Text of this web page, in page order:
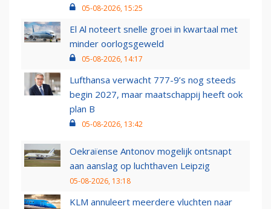
05-08-2026, 15:25
El Al noteert snelle groei in kwartaal met
minder oorlogsgeweld
05-08-2026, 14:17
Lufthansa verwacht 777-9’s nog steeds
begin 2027, maar maatschappij heeft ook
plan B
05-08-2026, 13:42
Oekraïense Antonov mogelijk ontsnapt
aan aanslag op luchthaven Leipzig
05-08-2026, 13:18
KLM annuleert meerdere vluchten naar